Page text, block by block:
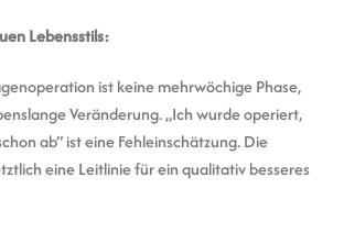
Lebensstils:
ist keine mehrwöchige Phase,
Veränderung. „Ich wurde operiert,
ab“ ist eine Fehleinschätzung. Die
eine Leitlinie für ein qualitativ besseres